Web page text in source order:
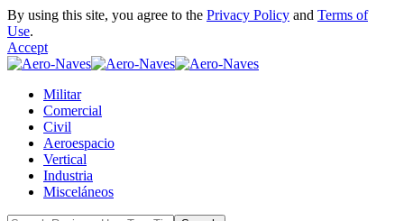
By using this site, you agree to the Privacy Policy and Terms of
Use.
Accept
Militar
Comercial
Civil
Aeroespacio
Vertical
Industria
Misceláneos